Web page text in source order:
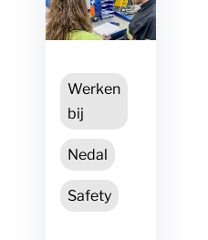
Werken
bij
Nedal
Safety